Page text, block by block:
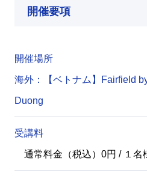
開催要項
開催場所
海外：【ベトナム】Fairfield
Duong
受講料
通常料金（税込）0円 / １名